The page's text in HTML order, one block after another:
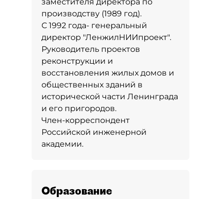
производству (1989 год).
С 1992 года- генеральный
директор "ЛенжилНИИпроект".
Руководитель проектов
реконструкции и
восстановления жилых домов и
общественных зданий в
исторической части Ленинграда
и его пригородов.
Член-корреспондент
Российской инженерной
академии.
Образование